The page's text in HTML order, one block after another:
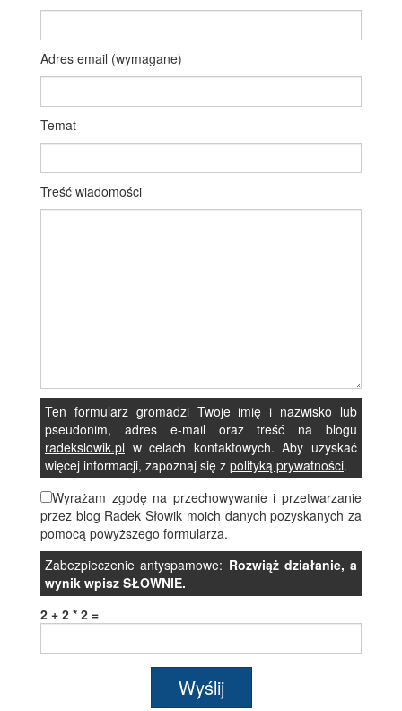
Adres email (wymagane)
Temat
Treść wiadomości
Ten formularz gromadzi Twoje imię i nazwisko lub
pseudonim, adres e-mail oraz treść na blogu
radekslowik.pl w celach kontaktowych. Aby uzyskać
więcej informacji, zapoznaj się z polityką prywatności.
Wyrażam zgodę na przechowywanie i przetwarzanie
przez blog Radek Słowik moich danych pozyskanych za
pomocą powyższego formularza.
Zabezpieczenie antyspamowe: Rozwiąż działanie, a
wynik wpisz SŁOWNIE.
2 + 2 * 2 =